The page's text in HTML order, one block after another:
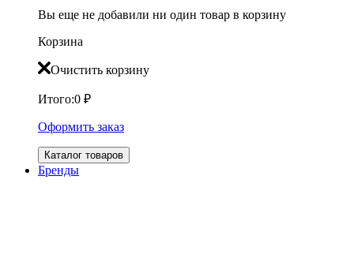
Вы еще не добавили ни один товар в корзину
Корзина
Очистить корзину
Итого:0 ₽
Оформить заказ
Каталог товаров
Бренды